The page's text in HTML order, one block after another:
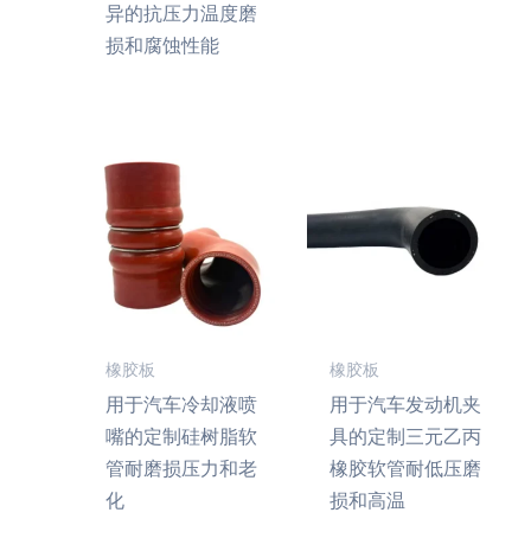
异的抗压力温度磨
损和腐蚀性能
橡胶板
用于汽车冷却液喷
嘴的定制硅树脂软
管耐磨损压力和老
化
橡胶板
用于汽车发动机夹
具的定制三元乙丙
橡胶软管耐低压磨
损和高温